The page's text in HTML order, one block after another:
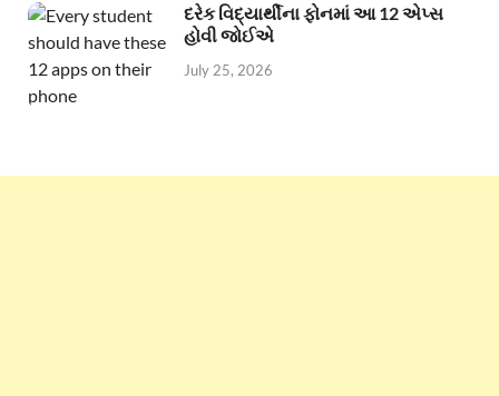
દરેક વિદ્યાર્થીના ફોનમાં આ 12 એપ્સ
હોવી જોઈએ
July 25, 2026